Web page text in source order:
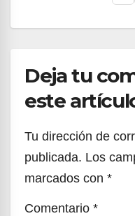
Deja tu
este
Tu dirección de
publicada. Los
marcados con *
Comentario *